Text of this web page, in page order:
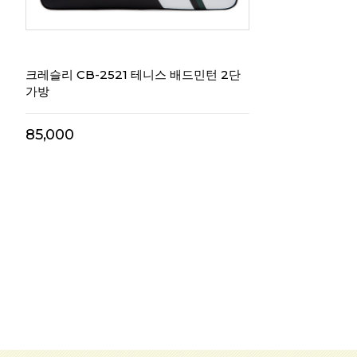
크레슬리 CB-2521 테니스 배드민턴 2단
가방
85,000